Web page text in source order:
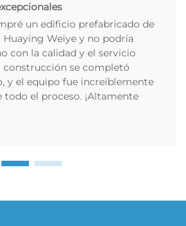
un edificio prefabricado de
Huaying Weiye y no podría
con la calidad y el servicio
construcción se completó
y el equipo fue increíblemente
todo el proceso. ¡Altamente